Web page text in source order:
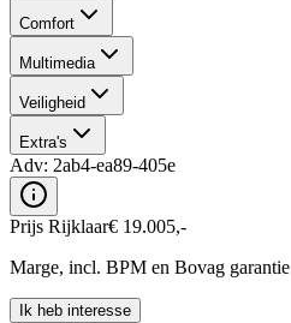
Comfort
Multimedia
Veiligheid
Extra's
Adv: 2ab4-ea89-405e
Prijs Rijklaar€ 19.005,-
Marge, incl. BPM en Bovag garantie
Ik heb interesse